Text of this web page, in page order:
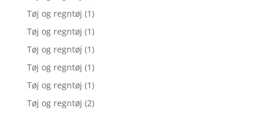
Tøj og regntøj (1)
Tøj og regntøj (1)
Tøj og regntøj (1)
Tøj og regntøj (1)
Tøj og regntøj (1)
Tøj og regntøj (2)